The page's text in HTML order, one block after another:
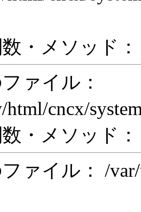
・メソッド：
ァイル：
html/cncx/
・メソッド：
ァイル： /